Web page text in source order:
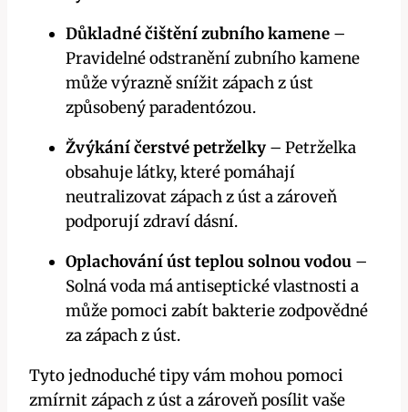
Důkladné čištění zubního kamene –
Pravidelné odstranění zubního kamene
může výrazně snížit zápach z úst
způsobený paradentózou.
Žvýkání čerstvé petrželky – Petrželka
obsahuje látky, které pomáhají
neutralizovat zápach z úst a zároveň
podporují zdraví dásní.
Oplachování úst teplou solnou vodou –
Solná voda má antiseptické vlastnosti a
může pomoci zabít bakterie zodpovědné
za zápach z úst.
Tyto jednoduché tipy vám mohou pomoci
zmírnit zápach z úst a zároveň posílit vaše